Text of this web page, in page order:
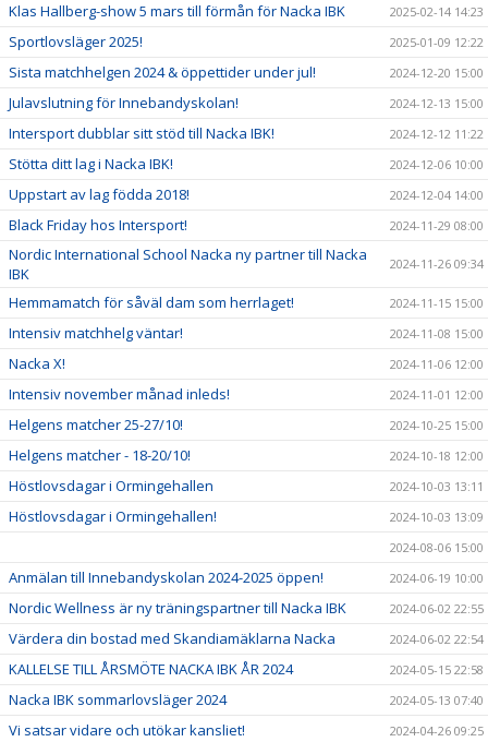
Klas Hallberg-show 5 mars till förmån för Nacka IBK 2025-02-14 14:23
Sportlovsläger 2025! 2025-01-09 12:22
Sista matchhelgen 2024 & öppettider under jul! 2024-12-20 15:00
Julavslutning för Innebandyskolan! 2024-12-13 15:00
Intersport dubblar sitt stöd till Nacka IBK! 2024-12-12 11:22
Stötta ditt lag i Nacka IBK! 2024-12-06 10:00
Uppstart av lag födda 2018! 2024-12-04 14:00
Black Friday hos Intersport! 2024-11-29 08:00
Nordic International School Nacka ny partner till Nacka
IBK
2024-11-26 09:34
Hemmamatch för såväl dam som herrlaget! 2024-11-15 15:00
Intensiv matchhelg väntar! 2024-11-08 15:00
Nacka X! 2024-11-06 12:00
Intensiv november månad inleds! 2024-11-01 12:00
Helgens matcher 25-27/10! 2024-10-25 15:00
Helgens matcher - 18-20/10! 2024-10-18 12:00
Höstlovsdagar i Ormingehallen 2024-10-03 13:11
Höstlovsdagar i Ormingehallen!
2024-10-03 13:09
2024-08-06 15:00
Anmälan till Innebandyskolan 2024-2025 öppen! 2024-06-19 10:00
Nordic Wellness är ny träningspartner till Nacka IBK 2024-06-02 22:55
Värdera din bostad med Skandiamäklarna Nacka 2024-06-02 22:54
KALLELSE TILL ÅRSMÖTE NACKA IBK ÅR 2024 2024-05-15 22:58
Nacka IBK sommarlovsläger 2024 2024-05-13 07:40
Vi satsar vidare och utökar kansliet! 2024-04-26 09:25